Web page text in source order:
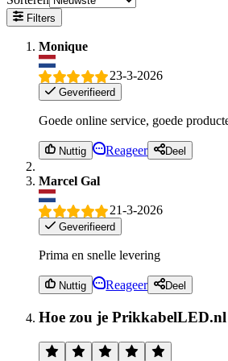
Filters
Monique
23-3-2026
Geverifieerd
Goede online service, goede
Nuttig Reageer Deel
Marcel Gal
21-3-2026
Geverifieerd
Prima en snelle levering
Nuttig Reageer Deel
Hoe zou je